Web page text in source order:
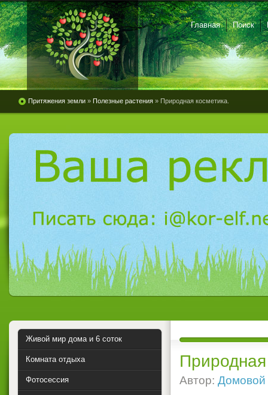
Главная Поиск
Притяжения земли » Полезные растения » Природная косметика.
Автор: Домовой
Живой мир дома и 6 соток
Комната отдыха
Фотосессия